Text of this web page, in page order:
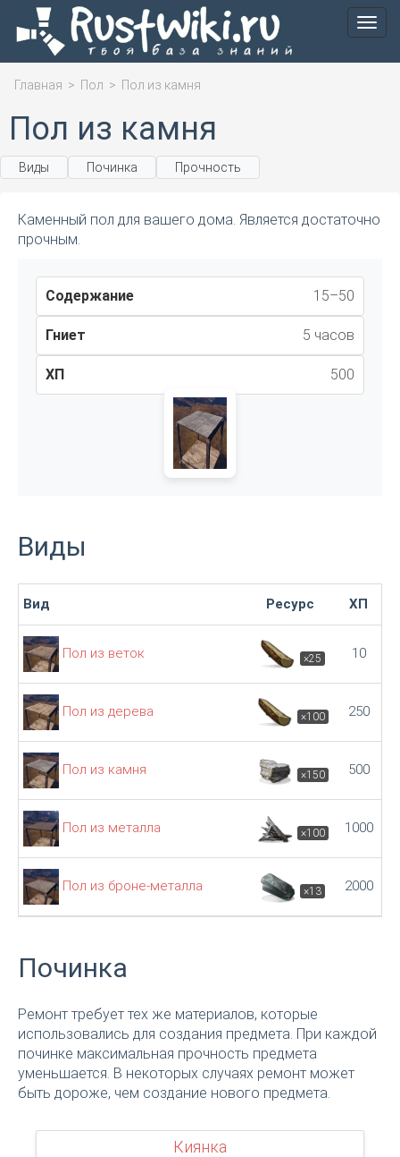
Меню
Главная > Пол > Пол из камня
Пол из камня
Виды Починка Прочность
Каменный пол для вашего дома. Является достаточно
прочным.
Содержание 15–50
Гниет 5 часов
ХП 500
Виды
Вид Ресурс ХП
Пол из веток ×25 10
Пол из дерева ×100 250
Пол из камня ×150 500
Пол из металла ×100 1000
Пол из броне-металла ×13 2000
Починка
Ремонт требует тех же материалов, которые
использовались для создания предмета. При каждой
починке максимальная прочность предмета
уменьшается. В некоторых случаях ремонт может
быть дороже, чем создание нового предмета.
Киянка